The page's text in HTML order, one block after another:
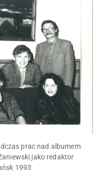
prac nad albumem
jako redaktor
1993